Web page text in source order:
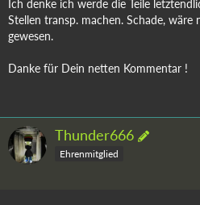
Ich denke ich werde die Teile
Stellen transp. machen. Schade, wäre
gewesen.
Danke für Dein netten Kommentar !
Thunder666
Ehrenmitglied